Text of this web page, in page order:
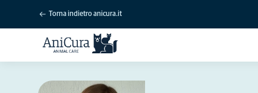
Torna indietro anicura.it